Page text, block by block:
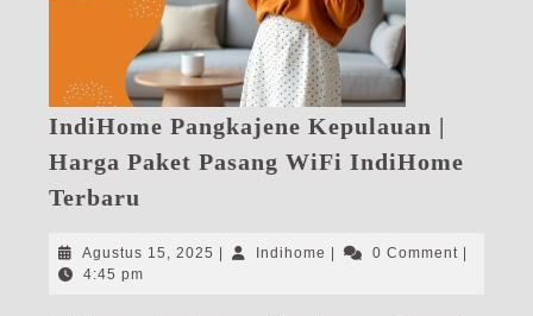
IndiHome Pangkajene Kepulauan |
Harga Paket Pasang WiFi IndiHome
Terbaru
Kepulauan
|
Agustus 15, 2025 Agustus
| Indihome Indihome
| 0 Comment |
4:45 pm